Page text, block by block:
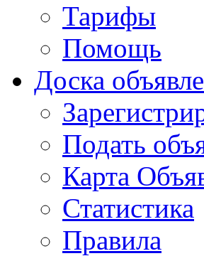
Тарифы
Помощь
Доска
Подать
Карта
Статистика
Правила